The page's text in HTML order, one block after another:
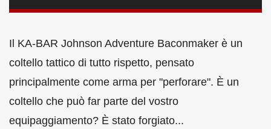
Il KA-BAR Johnson Adventure Baconmaker è un
coltello tattico di tutto rispetto, pensato
principalmente come arma per "perforare". È un
coltello che può far parte del vostro
equipaggiamento? È stato forgiato...